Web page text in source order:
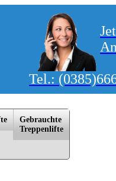
Tel.:
Gebrauchte
Trep­pen­lif­te